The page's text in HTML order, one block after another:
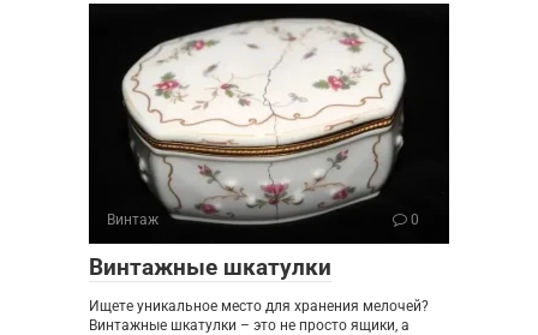
Винтаж 0
Винтажные шкатулки
Ищете уникальное место для хранения мелочей?
Винтажные шкатулки – это не просто ящики, а